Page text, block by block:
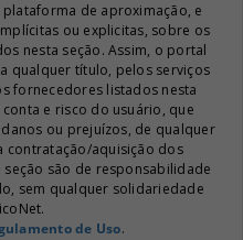
de aproximação, e
ou explicitas, sobre os
nesta seção. Assim, o portal
qualquer título, pelos serviços
fornecedores listados nesta
e risco do usuário, que
ou prejuízos, de qualquer
contratação/aquisição dos
são de responsabilidade
sem qualquer solidariedade
de Uso.